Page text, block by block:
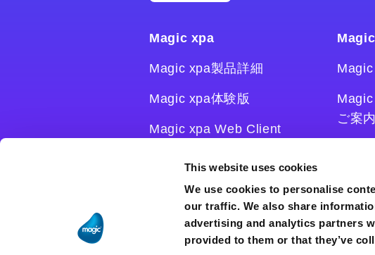
This website uses cookies
We use cookies to personalise
our traffic. We also share
advertising and analytics partners
provided to them or that they’ve
Magic xpa
Magic xpa製品詳細
Magic xpa体験版
Magic xpa Web Client
ユーザー登録/ライセンス発
ご案内